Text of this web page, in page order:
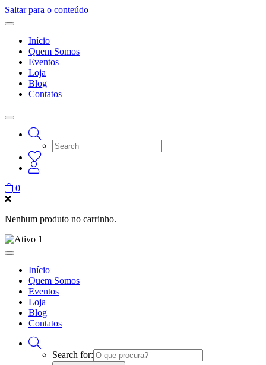
Saltar para o conteúdo
Início
Quem Somos
Eventos
Loja
Blog
Contatos
0
Nenhum produto no carrinho.
Início
Quem Somos
Eventos
Loja
Blog
Contatos
Search for: